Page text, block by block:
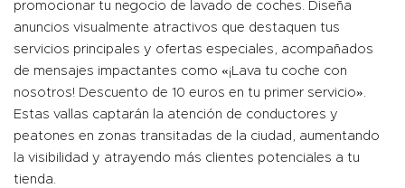
promocionar tu negocio de lavado de coches. Diseña
anuncios visualmente atractivos que destaquen tus
servicios principales y ofertas especiales, acompañados
de mensajes impactantes como «¡Lava tu coche con
nosotros! Descuento de 10 euros en tu primer servicio».
Estas vallas captarán la atención de conductores y
peatones en zonas transitadas de la ciudad, aumentando
la visibilidad y atrayendo más clientes potenciales a tu
tienda.